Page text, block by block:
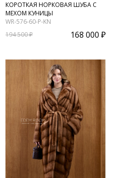
КОРОТКАЯ НОРКОВАЯ ШУБА С
МЕХОМ КУНИЦЫ
WR-576-60-P-KN
194 500 ₽
168 000 ₽